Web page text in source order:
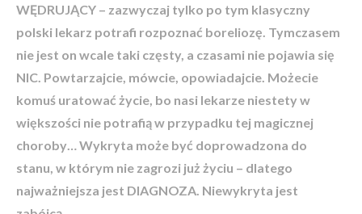
WĘDRUJĄCY – zazwyczaj tylko po tym klasyczny
polski lekarz potrafi rozpoznać boreliozę. Tymczasem
nie jest on wcale taki częsty, a czasami nie pojawia się
NIC. Powtarzajcie, mówcie, opowiadajcie. Możecie
komuś uratować życie, bo nasi lekarze niestety w
większości nie potrafią w przypadku tej magicznej
choroby… Wykryta może być doprowadzona do
stanu, w którym nie zagrozi już życiu – dlatego
najważniejsza jest DIAGNOZA. Niewykryta jest